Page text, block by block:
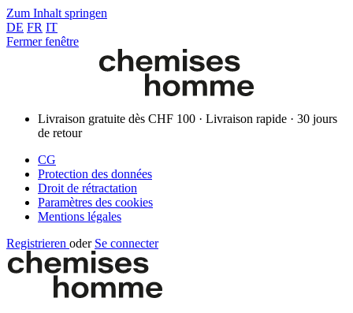
Zum Inhalt springen
DE FR IT
Fermer fenêtre
Livraison gratuite dès CHF 100 · Livraison rapide · 30 jours
de retour
CG
Protection des données
Droit de rétractation
Paramètres des cookies
Mentions légales
Registrieren oder Se connecter